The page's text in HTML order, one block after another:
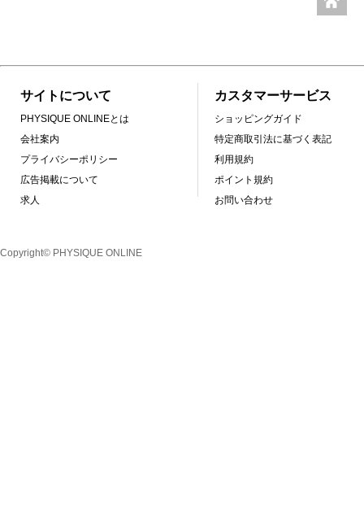
サイトについて
PHYSIQUE ONLINEとは
会社案内
プライバシーポリシー
広告掲載について
求人
カスタマーサービス
ショッピングガイド
特定商取引法に基づく表記
利用規約
ポイント規約
お問い合わせ
Copyright© PHYSIQUE ONLINE